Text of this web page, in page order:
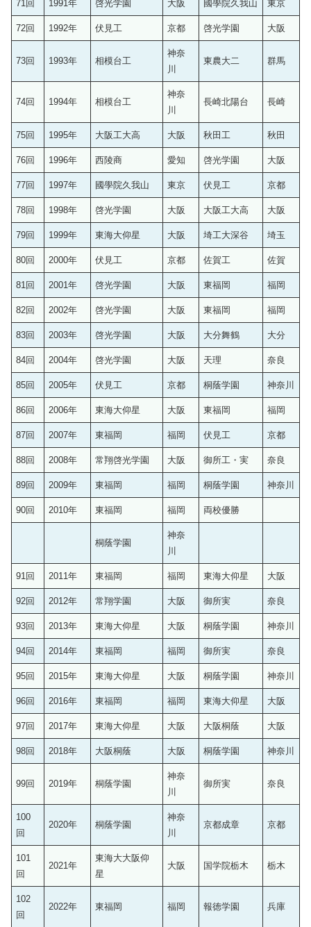
71回 1991年 啓光学園 大阪 國學院久我山 東京
72回 1992年 伏見工 京都 啓光学園 大阪
73回 1993年 相模台工
神奈
川
東農大二 群馬
74回 1994年 相模台工
神奈
川
長崎北陽台 長崎
75回 1995年 大阪工大高 大阪 秋田工 秋田
76回 1996年 西陵商 愛知 啓光学園 大阪
77回 1997年 國學院久我山 東京 伏見工 京都
78回 1998年 啓光学園 大阪 大阪工大高 大阪
79回 1999年 東海大仰星 大阪 埼工大深谷 埼玉
80回 2000年 伏見工 京都 佐賀工 佐賀
81回 2001年 啓光学園 大阪 東福岡 福岡
82回 2002年 啓光学園 大阪 東福岡 福岡
83回 2003年 啓光学園 大阪 大分舞鶴 大分
84回 2004年 啓光学園 大阪 天理 奈良
85回 2005年 伏見工 京都 桐蔭学園 神奈川
86回 2006年 東海大仰星 大阪 東福岡 福岡
87回 2007年 東福岡 福岡 伏見工 京都
88回 2008年 常翔啓光学園 大阪 御所工・実 奈良
89回 2009年 東福岡 福岡 桐蔭学園 神奈川
90回 2010年 東福岡 福岡 両校優勝
桐蔭学園
神奈
川
91回 2011年 東福岡 福岡 東海大仰星 大阪
92回 2012年 常翔学園 大阪 御所実 奈良
93回 2013年 東海大仰星 大阪 桐蔭学園 神奈川
94回 2014年 東福岡 福岡 御所実 奈良
95回 2015年 東海大仰星 大阪 桐蔭学園 神奈川
96回 2016年 東福岡 福岡 東海大仰星 大阪
97回 2017年 東海大仰星 大阪 大阪桐蔭 大阪
98回 2018年 大阪桐蔭 大阪 桐蔭学園 神奈川
99回 2019年 桐蔭学園
神奈
川
御所実 奈良
100
回
2020年 桐蔭学園
神奈
川
京都成章 京都
101
回
2021年
東海大大阪仰
星
大阪 国学院栃木 栃木
102
回
2022年 東福岡 福岡 報徳学園 兵庫